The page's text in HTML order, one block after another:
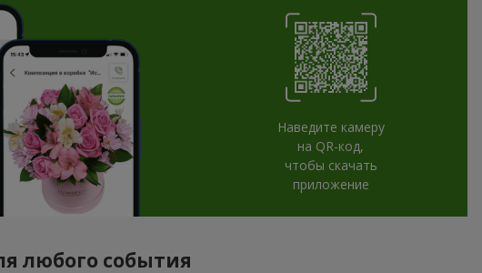
Наведите камеру
на QR-код,
чтобы скачать
приложение
любого события